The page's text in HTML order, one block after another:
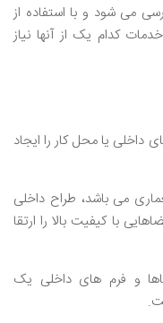
می شود و با استفاده از
کدام یک از آنها نیاز
داخلی یا محل کار را ایجاد
می باشد، طراح داخلی
با کیفیت بالا را ارتقا
و فرم های داخلی یک